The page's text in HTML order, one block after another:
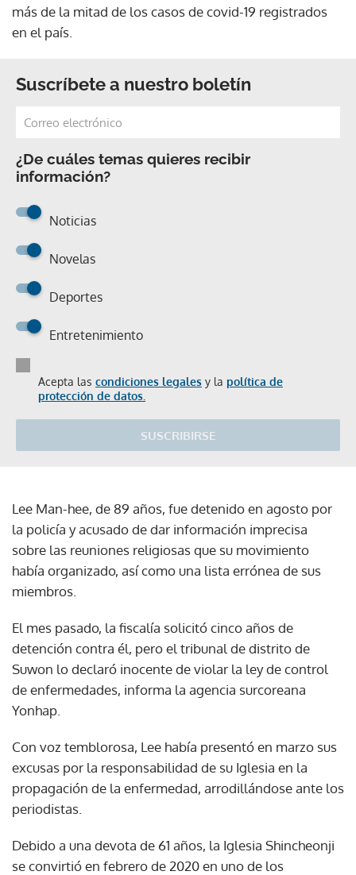
más de la mitad de los casos de covid-19 registrados
en el país.
Suscríbete a nuestro boletín
¿De cuáles temas quieres recibir
información?
Noticias
Novelas
Deportes
Entretenimiento
Acepta las condiciones legales y la política de
protección de datos.
SUSCRIBIRSE
Lee Man-hee, de 89 años, fue detenido en agosto por
la policía y acusado de dar información imprecisa
sobre las reuniones religiosas que su movimiento
había organizado, así como una lista errónea de sus
miembros.
El mes pasado, la fiscalía solicitó cinco años de
detención contra él, pero el tribunal de distrito de
Suwon lo declaró inocente de violar la ley de control
de enfermedades, informa la agencia surcoreana
Yonhap.
Con voz temblorosa, Lee había presentó en marzo sus
excusas por la responsabilidad de su Iglesia en la
propagación de la enfermedad, arrodillándose ante los
periodistas.
Debido a una devota de 61 años, la Iglesia Shincheonji
se convirtió en febrero de 2020 en uno de los